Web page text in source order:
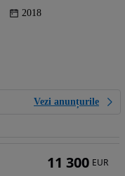
2018
Vezi anunțurile
11 300 EUR